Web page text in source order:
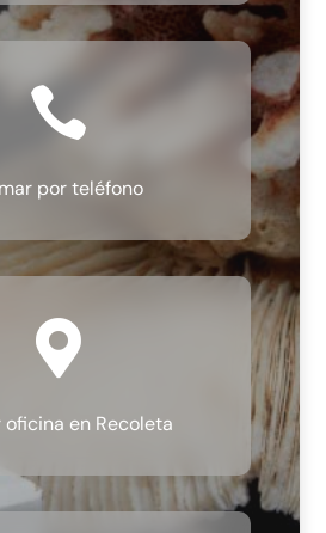

por teléfono

en Recoleta